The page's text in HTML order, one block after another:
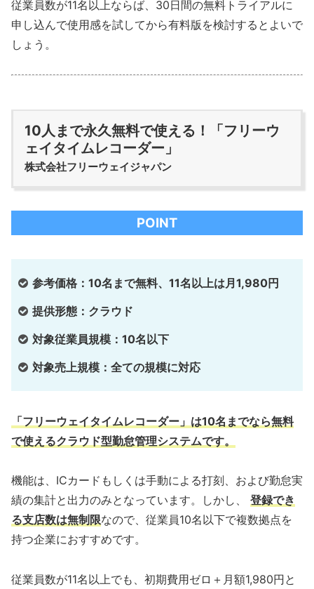
従業員数が11名以上ならば、30日間の無料トライアルに
申し込んで使用感を試してから有料版を検討するとよいで
しょう。
10人まで永久無料で使える！「フリーウ
ェイタイムレコーダー」
株式会社フリーウェイジャパン
POINT
参考価格：10名まで無料、11名以上は月1,980円
提供形態：クラウド
対象従業員規模：10名以下
対象売上規模：全ての規模に対応
「フリーウェイタイムレコーダー」は10名までなら無料
で使えるクラウド型勤怠管理システムです。
機能は、ICカードもしくは手動による打刻、および勤怠実
績の集計と出力のみとなっています。しかし、 登録でき
る支店数は無制限なので、従業員10名以下で複数拠点を
持つ企業におすすめです。
従業員数が11名以上でも、初期費用ゼロ＋月額1,980円と